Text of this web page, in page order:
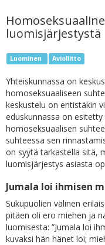
luomisjärjestystä
Luominen Avioliitto
Yhteiskunnassa on
homoseksuaaliseen
keskustelu on entistäkin
eduskunnassa on
homoseksuaalisen
suhteessa sen
on syytä tarkastella sitä,
luomisjärjestys asiasta
Jumala loi ihmisen
Sukupuolien välinen
pitäen oli ero miehen ja
luomisesta: ”Jumala loi
kuvaksi hän hänet loi;